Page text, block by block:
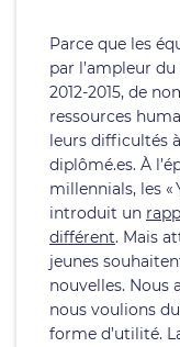
Parce que les
par l’ampleur
2012-2015, de
ressources
leurs difficultés
diplômé.es. À
millennials, les «
introduit un
différent. Mais
jeunes
nouvelles. Nous
nous voulions
forme d’utilité.